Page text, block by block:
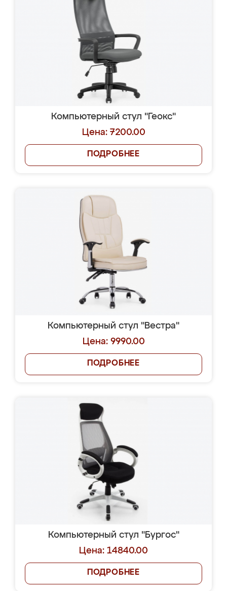
Компьютерный стул "Геокс"
Цена: 7200.00
ПОДРОБНЕЕ
Компьютерный стул "Вестра"
Цена: 9990.00
ПОДРОБНЕЕ
Компьютерный стул "Бургос"
Цена: 14840.00
ПОДРОБНЕЕ